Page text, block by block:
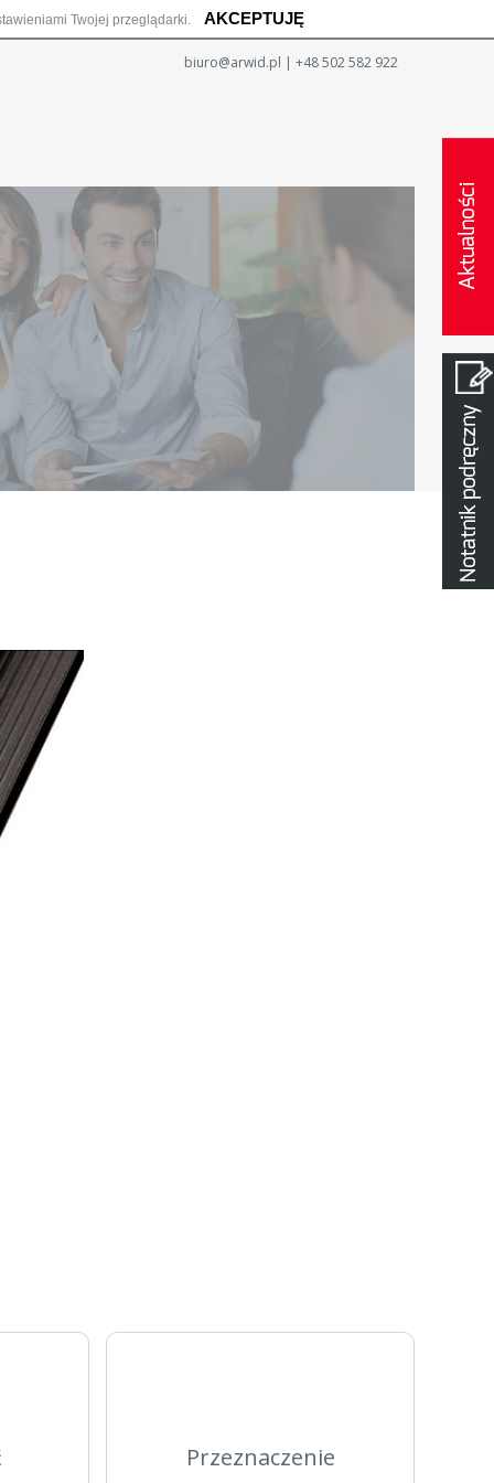
Twojej przeglądarki. AKCEPTUJĘ
biuro@arwid.pl | +48 502 582 922
Przeznaczenie